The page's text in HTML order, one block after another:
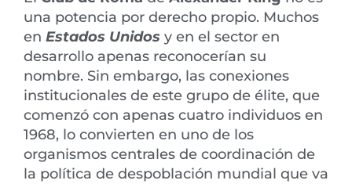
una potencia por derecho propio. Muchos
en Estados Unidos y en el sector en
desarrollo apenas reconocerían su
nombre. Sin embargo, las conexiones
institucionales de este grupo de élite, que
comenzó con apenas cuatro individuos en
1968, lo convierten en uno de los
organismos centrales de coordinación de
la política de despoblación mundial que va